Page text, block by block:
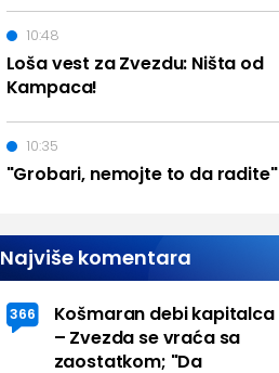
Loša vest za Zvezdu: Ništa od
Kampaca!
10:48
"Grobari, nemojte to da radite"
10:35
Najviše komentara
366
Košmaran debi kapitalca
– Zvezda se vraća sa
zaostatkom; "Da